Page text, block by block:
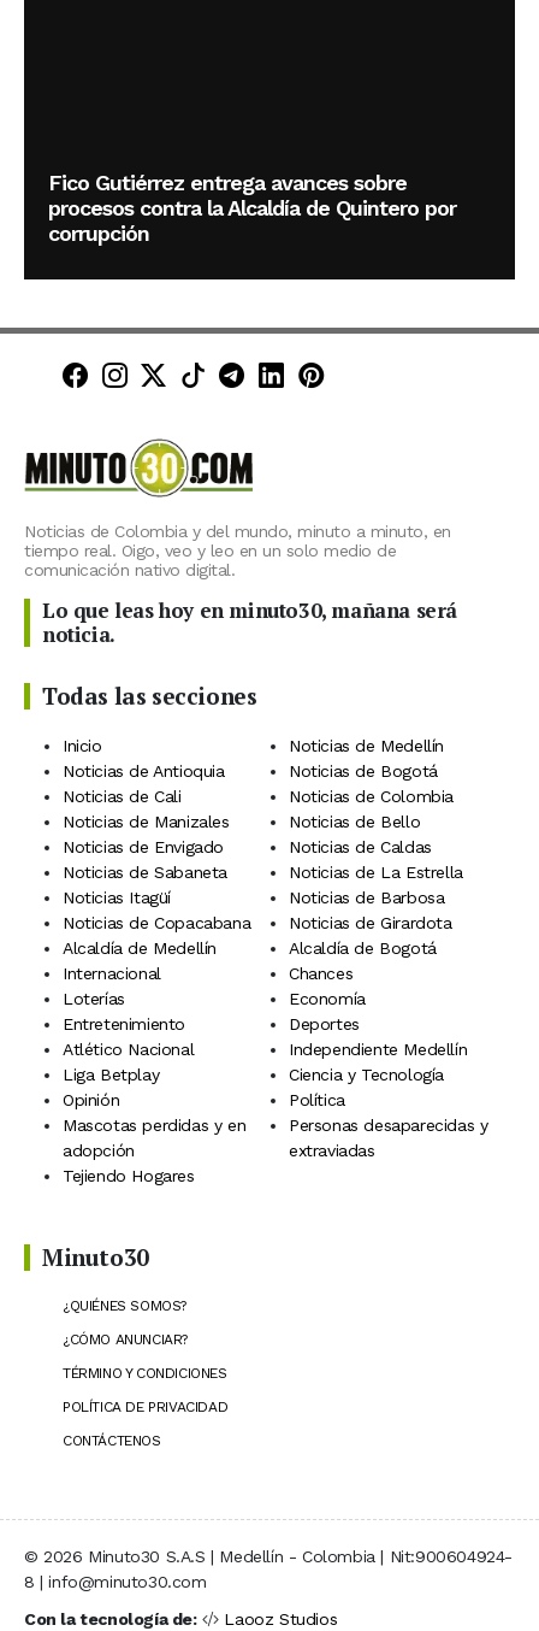
Fico Gutiérrez entrega avances sobre
procesos contra la Alcaldía de Quintero por
corrupción
Minuto30 en Facebook
Minuto30 en Instagram
Minuto30 en X (Twitter)
Minuto30 en TikTok
Canal de Minuto30 en
Minuto30 en LinkedIn
Minuto30 en
Noticias de Colombia y del mundo, minuto a minuto, en
tiempo real. Oigo, veo y leo en un solo medio de
comunicación nativo digital.
Lo que leas hoy en minuto30, mañana será
noticia.
Todas las secciones
Inicio
Noticias de Medellín
Noticias de Antioquia
Noticias de Bogotá
Noticias de Cali
Noticias de Colombia
Noticias de Manizales
Noticias de Bello
Noticias de Envigado
Noticias de Caldas
Noticias de Sabaneta
Noticias de La Estrella
Noticias Itagüí
Noticias de Barbosa
Noticias de Copacabana
Noticias de Girardota
Alcaldía de Medellín
Alcaldía de Bogotá
Internacional
Chances
Loterías
Economía
Entretenimiento
Deportes
Atlético Nacional
Independiente Medellín
Liga Betplay
Ciencia y Tecnología
Opinión
Política
Mascotas perdidas y en
adopción
Personas desaparecidas y
extraviadas
Tejiendo Hogares
Minuto30
¿QUIÉNES SOMOS?
¿CÓMO ANUNCIAR?
TÉRMINO Y CONDICIONES
POLÍTICA DE PRIVACIDAD
CONTÁCTENOS
© 2026 Minuto30 S.A.S | Medellín - Colombia | Nit:900604924-
8 | info@minuto30.com
Con la tecnología de:
Laooz Studios